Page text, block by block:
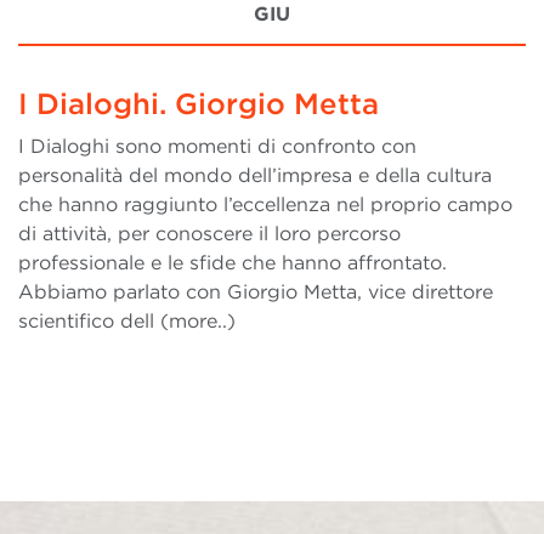
GIU
I Dialoghi. Giorgio Metta
I Dialoghi sono momenti di confronto con
personalità del mondo dell’impresa e della cultura
che hanno raggiunto l’eccellenza nel proprio campo
di attività, per conoscere il loro percorso
professionale e le sfide che hanno affrontato.
Abbiamo parlato con Giorgio Metta, vice direttore
scientifico dell (more..)